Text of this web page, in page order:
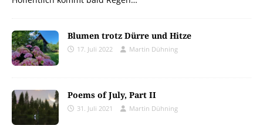
Blumen trotz Dürre und Hitze
17. Juli 2022 Martin Dühning
Poems of July, Part II
31. Juli 2021 Martin Dühning